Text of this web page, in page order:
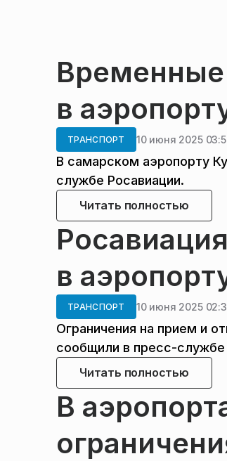
Временные
в
ТРАНСПОРТ 10 июня 2025
В самарском аэропорту
службе Росавиации.
Читать полностью
в
ТРАНСПОРТ 10 июня 2025
Ограничения на прием и
сообщили в пресс-службе
Читать полностью
В